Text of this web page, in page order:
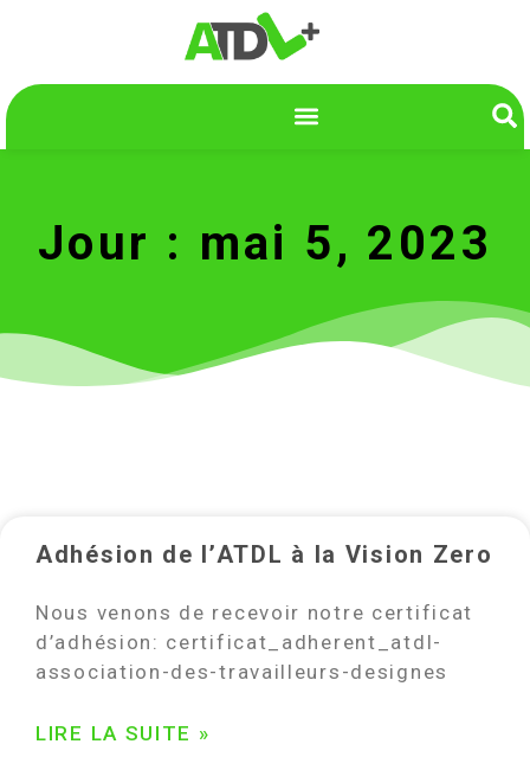
Jour : mai 5, 2023
Adhésion de l’ATDL à la Vision Zero
Nous venons de recevoir notre certificat
d’adhésion: certificat_adherent_atdl-
association-des-travailleurs-designes
LIRE LA SUITE »